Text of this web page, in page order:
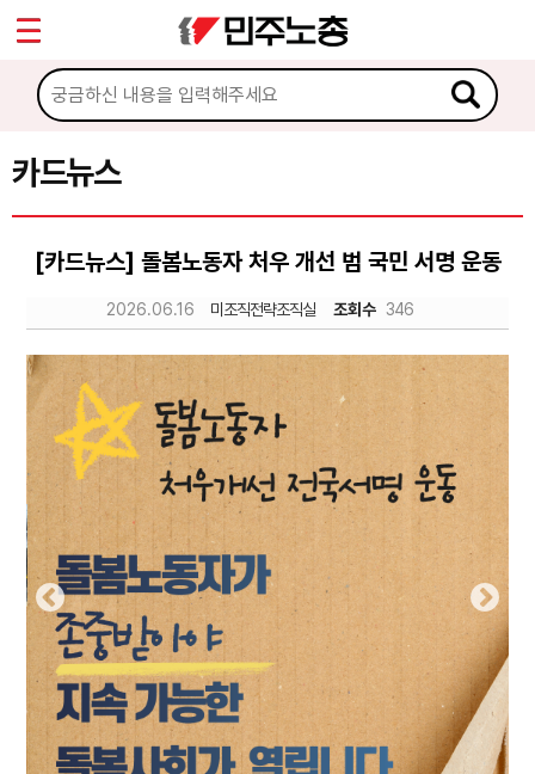
카드뉴스
[카드뉴스] 돌봄노동자 처우 개선 범 국민 서명 운동
2026.06.16 미조직전략조직실 조회수 346
Prev
ious
Nex
t
마이페이지
소개
소식
문서자료
이미지자료
미디어자료
카드뉴스
부설기관
업무
Sketchbook5, 스케치북5
Sketchbook5, 스케치북5